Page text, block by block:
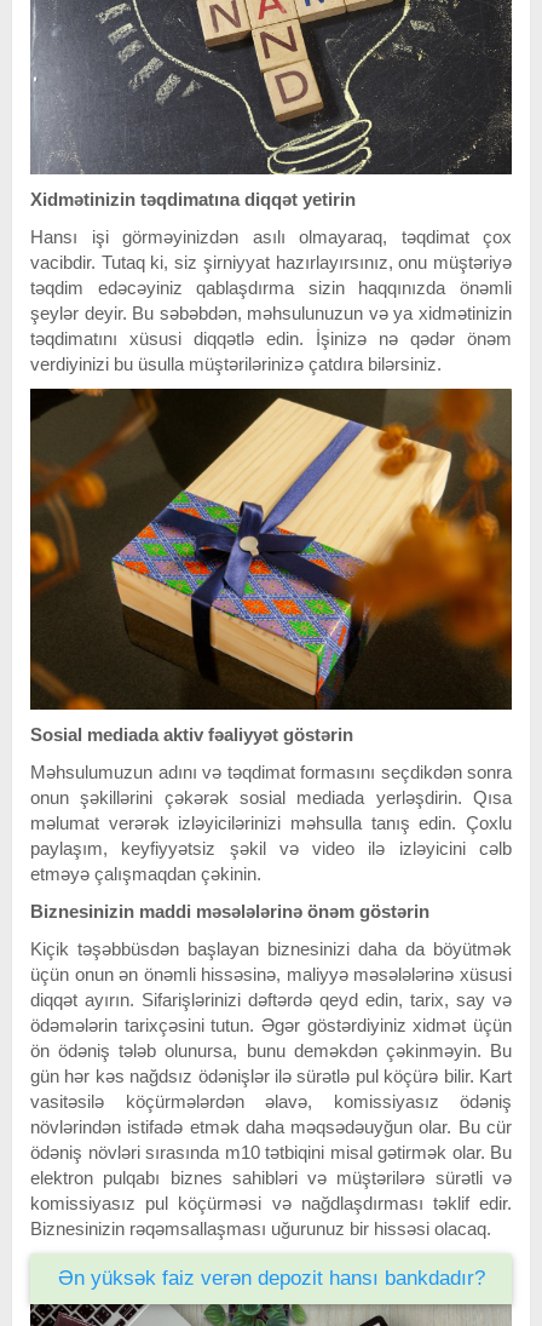
Xidmətinizin təqdimatına diqqət yetirin
Hansı işi görməyinizdən asılı olmayaraq, təqdimat çox
vacibdir. Tutaq ki, siz şirniyyat hazırlayırsınız, onu müştəriyə
təqdim edəcəyiniz qablaşdırma sizin haqqınızda önəmli
şeylər deyir. Bu səbəbdən, məhsulunuzun və ya xidmətinizin
təqdimatını xüsusi diqqətlə edin. İşinizə nə qədər önəm
verdiyinizi bu üsulla müştərilərinizə çatdıra bilərsiniz.
Sosial mediada aktiv fəaliyyət göstərin
Məhsulumuzun adını və təqdimat formasını seçdikdən sonra
onun şəkillərini çəkərək sosial mediada yerləşdirin. Qısa
məlumat verərək izləyicilərinizi məhsulla tanış edin. Çoxlu
paylaşım, keyfiyyətsiz şəkil və video ilə izləyicini cəlb
etməyə çalışmaqdan çəkinin.
Biznesinizin maddi məsələlərinə önəm göstərin
Kiçik təşəbbüsdən başlayan biznesinizi daha da böyütmək
üçün onun ən önəmli hissəsinə, maliyyə məsələlərinə xüsusi
diqqət ayırın. Sifarişlərinizi dəftərdə qeyd edin, tarix, say və
ödəmələrin tarixçəsini tutun. Əgər göstərdiyiniz xidmət üçün
ön ödəniş tələb olunursa, bunu deməkdən çəkinməyin. Bu
gün hər kəs nağdsız ödənişlər ilə sürətlə pul köçürə bilir. Kart
vasitəsilə köçürmələrdən əlavə, komissiyasız ödəniş
növlərindən istifadə etmək daha məqsədəuyğun olar. Bu cür
ödəniş növləri sırasında m10 tətbiqini misal gətirmək olar. Bu
elektron pulqabı biznes sahibləri və müştərilərə sürətli və
komissiyasız pul köçürməsi və nağdlaşdırması təklif edir.
Biznesinizin rəqəmsallaşması uğurunuz bir hissəsi olacaq.
Ən yüksək faiz verən depozit hansı bankdadır?